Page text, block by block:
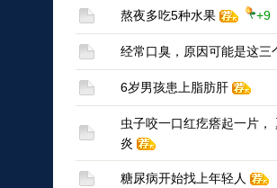
熬夜多吃5种水果 +9
经常口臭，原因可能是这三
6岁男孩患上脂肪肝
虫子咬一口红疙瘩起一片，
炎
糖尿病开始找上年轻人